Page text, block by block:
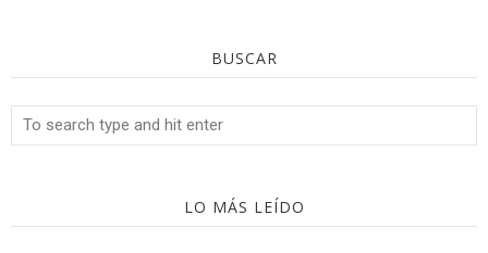
BUSCAR
LO MÁS LEÍDO